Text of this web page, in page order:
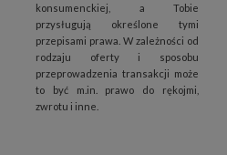
konsumenckiej, a Tobie
przysługują określone tymi
przepisami prawa. W zależności od
rodzaju oferty i sposobu
przeprowadzenia transakcji może
to być m.in. prawo do rękojmi,
zwrotu i inne.